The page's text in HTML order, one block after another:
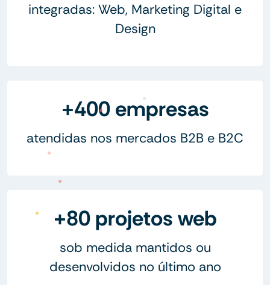
integradas: Web, Marketing Digital e
Design
+400 empresas
atendidas nos mercados B2B e B2C
+80 projetos web
sob medida mantidos ou
desenvolvidos no último ano